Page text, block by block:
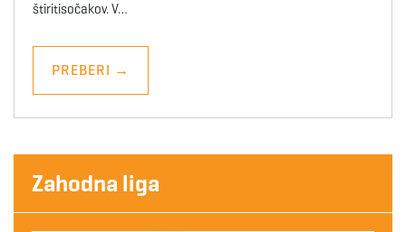
štiritisočakov. V…
PREBERI →
Zahodna liga